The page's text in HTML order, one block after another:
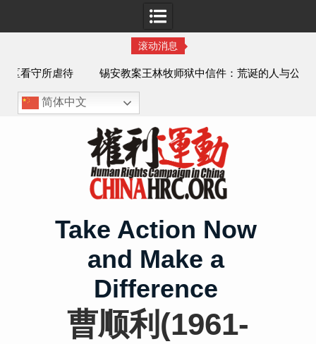
滚动消息
锡安教案王林牧师狱中信件：荒诞的人与公义的神
简体中文
Take Action Now
and Make a
Difference
曹顺利(1961-